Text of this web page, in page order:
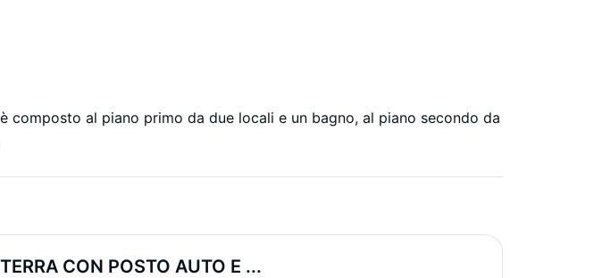
al piano primo da due locali e un bagno, al piano secondo da
CON POSTO AUTO E ...